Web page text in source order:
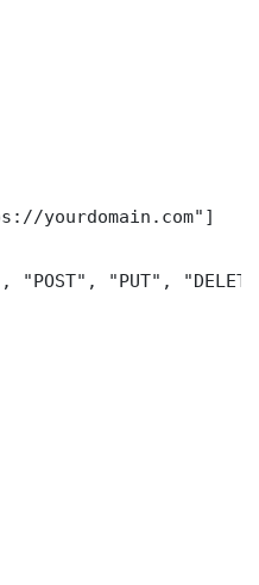
yourdomain.com"]
"POST", "PUT",